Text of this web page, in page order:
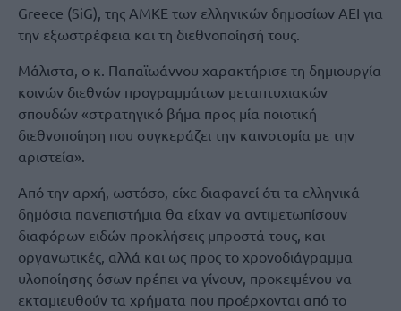
Greece (SiG), της ΑΜΚΕ των ελληνικών δημοσίων ΑΕΙ για
την εξωστρέφεια και τη διεθνοποίησή τους.
Μάλιστα, ο κ. Παπαϊωάννου χαρακτήρισε τη δημιουργία
κοινών διεθνών προγραμμάτων μεταπτυχιακών
σπουδών «στρατηγικό βήμα προς μία ποιοτική
διεθνοποίηση που συγκεράζει την καινοτομία με την
αριστεία».
Από την αρχή, ωστόσο, είχε διαφανεί ότι τα ελληνικά
δημόσια πανεπιστήμια θα είχαν να αντιμετωπίσουν
διαφόρων ειδών προκλήσεις μπροστά τους, και
οργανωτικές, αλλά και ως προς το χρονοδιάγραμμα
υλοποίησης όσων πρέπει να γίνουν, προκειμένου να
εκταμιευθούν τα χρήματα που προέρχονται από το